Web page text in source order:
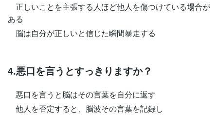
正しいことを主張する人ほど他人を傷つけている場合が
ある
脳は自分が正しいと信じた瞬間暴走する
4.悪口を言うとすっきりますか？
悪口を言うと脳はその言葉を自分に返す
他人を否定すると、脳波その言葉を記録し